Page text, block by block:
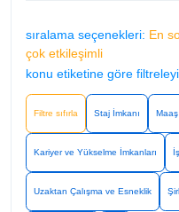
sıralama seçenekleri: En
çok etkileşimli
konu etiketine göre
Filtre sıfırla Staj İmkanı
Kariyer ve Yükselme İmkanları
Uzaktan Çalışma ve Esneklik